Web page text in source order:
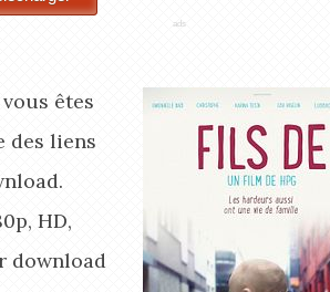
êtes
des liens
HD,
download